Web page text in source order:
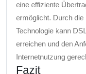
eine effiziente
ermöglicht. Durch
Technologie kann
erreichen und den
Internetnutzung
Fazit